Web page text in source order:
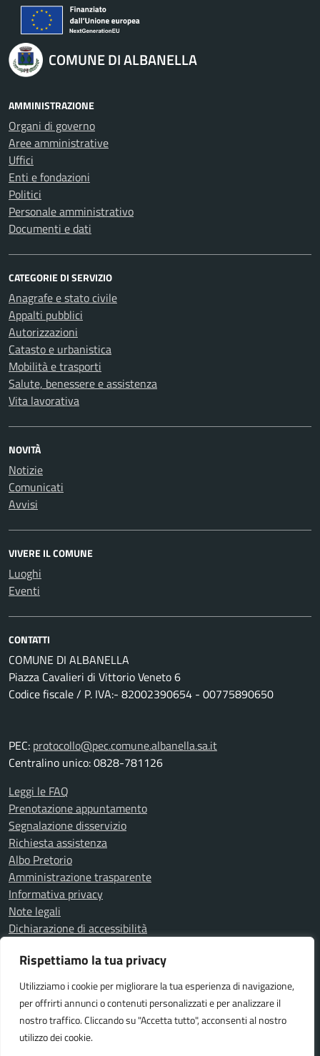
Rispettiamo la tua privacy
Utilizziamo i cookie per migliorare la tua esperienza di navigazione,
per offrirti annunci o contenuti personalizzati e per analizzare il
nostro traffico. Cliccando su "Accetta tutto", acconsenti al nostro
utilizzo dei cookie.
COMUNE DI ALBANELLA
AMMINISTRAZIONE
Organi di governo
Aree amministrative
Uffici
Enti e fondazioni
Politici
Personale amministrativo
Documenti e dati
CATEGORIE DI SERVIZIO
Anagrafe e stato civile
Appalti pubblici
Autorizzazioni
Catasto e urbanistica
Mobilità e trasporti
Salute, benessere e assistenza
Vita lavorativa
NOVITÀ
Notizie
Comunicati
Avvisi
VIVERE IL COMUNE
Luoghi
Eventi
CONTATTI
COMUNE DI ALBANELLA
Piazza Cavalieri di Vittorio Veneto 6
Codice fiscale / P. IVA:- 82002390654 - 00775890650
PEC: protocollo@pec.comune.albanella.sa.it
Centralino unico: 0828-781126
Leggi le FAQ
Prenotazione appuntamento
Segnalazione disservizio
Richiesta assistenza
Albo Pretorio
Amministrazione trasparente
Informativa privacy
Note legali
Dichiarazione di accessibilità
Delibere
SEGUICI SU
Facebook